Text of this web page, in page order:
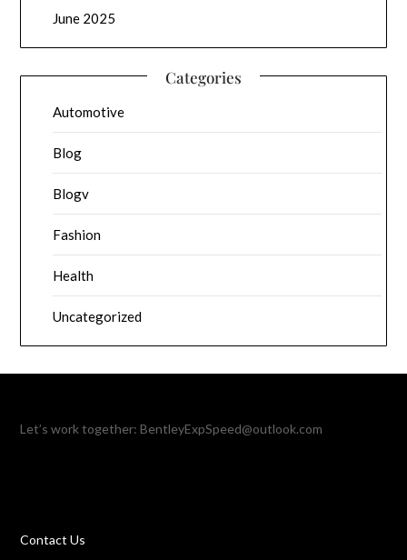
June 2025
Categories
Automotive
Blog
Blogv
Fashion
Health
Uncategorized
Let’s work together:BentleyExpSpeed@outlook.com
Contact Us